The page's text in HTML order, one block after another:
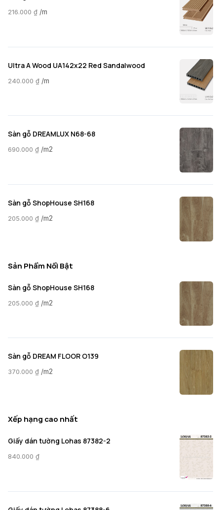
216.000 ₫ /m
Ultra A Wood UA142x22 Red Sandalwood
240.000 ₫ /m
Sàn gỗ DREAMLUX N68-68
690.000 ₫ /m2
Sàn gỗ ShopHouse SH168
205.000 ₫ /m2
Sản Phẩm Nổi Bật
Sàn gỗ ShopHouse SH168
205.000 ₫ /m2
Sàn gỗ DREAM FLOOR O139
370.000 ₫ /m2
Xếp hạng cao nhất
Giấy dán tường Lohas 87382-2
840.000 ₫